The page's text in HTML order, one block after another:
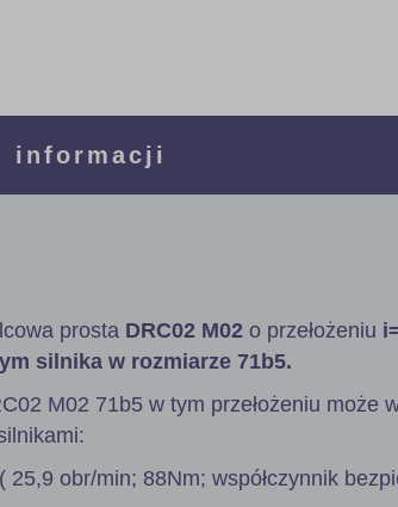
prosta DRC02 M02o przełożeniu
silnika w rozmiarze 71b5.
M02 71b5 w tym przełożeniu może
25,9 obr/min; 88Nm; współczynnik
informacji